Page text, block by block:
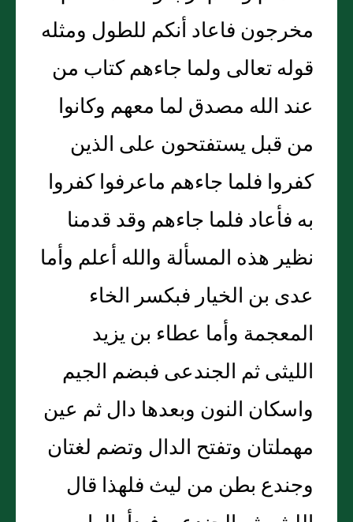
مخرجون فاعاد أنكم للطول ومثله
قوله تعالى ولما جاءهم كتاب من
عند الله مصدق لما معهم وكانوا
من قبل يستفتحون على الذين
كفروا فلما جاءهم ماعرفوا كفروا
به فأعاد فلما جاءهم وقد قدمنا
نظير هذه المسألة والله أعلم وأما
عدى بن الخيار فبكسر الخاء
المعجمة وأما عطاء بن يزيد
الليثى ثم الجندعى فبضم الجيم
واسكان النون وبعدها دال ثم عين
مهملتان وتفتح الدال وتضم لغتان
وجندع بطن من ليث فلهذا قال